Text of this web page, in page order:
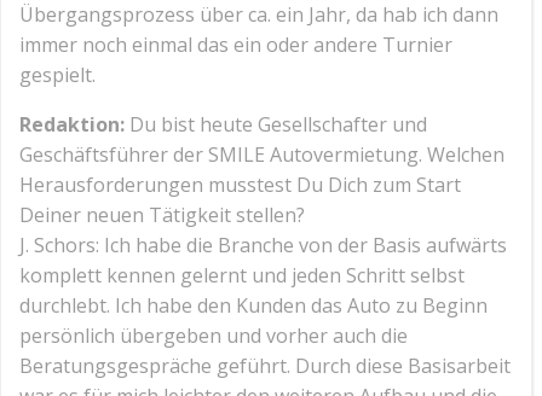
Übergangsprozess über ca. ein Jahr, da hab ich dann
immer noch einmal das ein oder andere Turnier
gespielt.
Redaktion: Du bist heute Gesellschafter und
Geschäftsführer der SMILE Autovermietung. Welchen
Herausforderungen musstest Du Dich zum Start
Deiner neuen Tätigkeit stellen?
J. Schors: Ich habe die Branche von der Basis aufwärts
komplett kennen gelernt und jeden Schritt selbst
durchlebt. Ich habe den Kunden das Auto zu Beginn
persönlich übergeben und vorher auch die
Beratungsgespräche geführt. Durch diese Basisarbeit